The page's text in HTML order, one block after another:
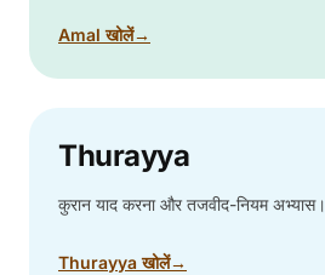
Amal खोलें→
Thurayya
कुरान याद करना और तजवीद-नियम अभ्यास।
Thurayya खोलें→